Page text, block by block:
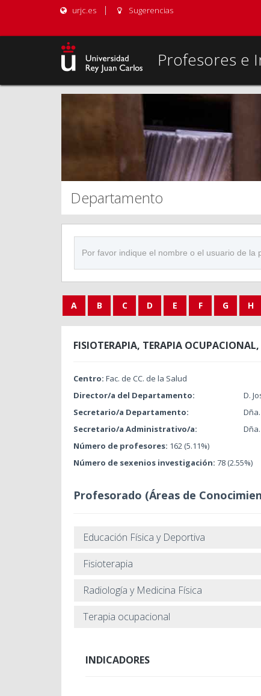
urjc.es Sugerencias
Profesores e
Departamento
A B C D E F G H
FISIOTERAPIA, TERAPIA
Centro: Fac. de CC. de la Salud
Director/a del Departamento:
D.
Secretario/a Departamento:
Secretario/a Administrativo/a:
Número de profesores: 162 (5.11%)
Número de sexenios investigación: 78 (2.55%)
Profesorado (Áreas de
Educación Física y Deportiva
Fisioterapia
Radiología y Medicina Física
Terapia ocupacional
INDICADORES